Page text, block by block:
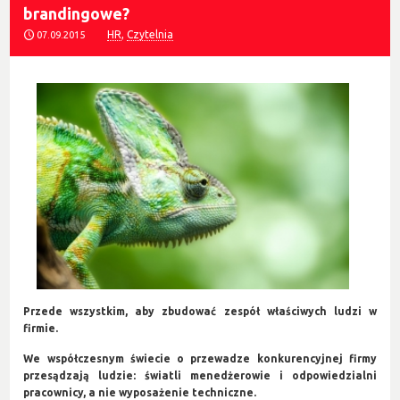
brandingowe?
07.09.2015 HR,Czytelnia
Przede wszystkim, aby zbudować zespół właściwych ludzi w
firmie.
We współczesnym świecie o przewadze konkurencyjnej firmy
przesądzają ludzie: światli menedżerowie i odpowiedzialni
pracownicy, a nie wyposażenie techniczne.